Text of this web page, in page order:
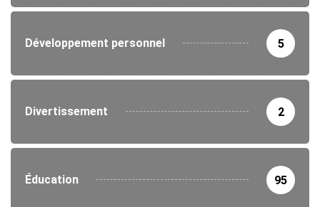
Développement personnel 5
Divertissement 2
Éducation 95